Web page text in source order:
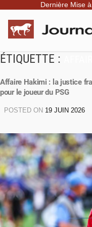
Dernière Mise
ÉTIQUETTE :
Affaire Hakimi : la justice
pour le joueur du PSG
POSTED ON 19 JUIN 2026